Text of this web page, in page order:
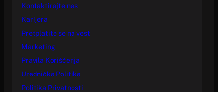
Kontaktirajte nas
Karijera
Pretplatite se na vesti
Marketing
Pravila Korišćenja
Urednička Politika
Politika Privatnosti